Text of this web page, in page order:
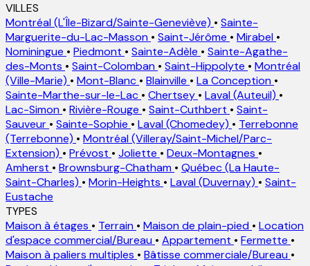
VILLES
Montréal (L'Île-Bizard/Sainte-Geneviève) • Sainte-
Marguerite-du-Lac-Masson • Saint-Jérôme • Mirabel •
Nominingue • Piedmont • Sainte-Adèle • Sainte-Agathe-
des-Monts • Saint-Colomban • Saint-Hippolyte • Montréal
(Ville-Marie) • Mont-Blanc • Blainville • La Conception •
Sainte-Marthe-sur-le-Lac • Chertsey • Laval (Auteuil) •
Lac-Simon • Rivière-Rouge • Saint-Cuthbert • Saint-
Sauveur • Sainte-Sophie • Laval (Chomedey) • Terrebonne
(Terrebonne) • Montréal (Villeray/Saint-Michel/Parc-
Extension) • Prévost • Joliette • Deux-Montagnes •
Amherst • Brownsburg-Chatham • Québec (La Haute-
Saint-Charles) • Morin-Heights • Laval (Duvernay) • Saint-
Eustache
TYPES
Maison à étages • Terrain • Maison de plain-pied • Location
d'espace commercial/Bureau • Appartement • Fermette •
Maison à paliers multiples • Bâtisse commerciale/Bureau •